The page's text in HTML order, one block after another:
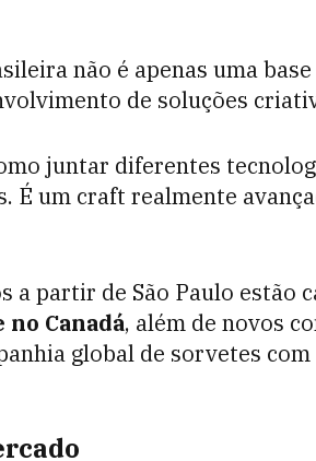
não é apenas uma
de soluções
juntar diferentes
É um craft realmente
partir de São Paulo estão
no Canadá, além de novos
global de sorvetes